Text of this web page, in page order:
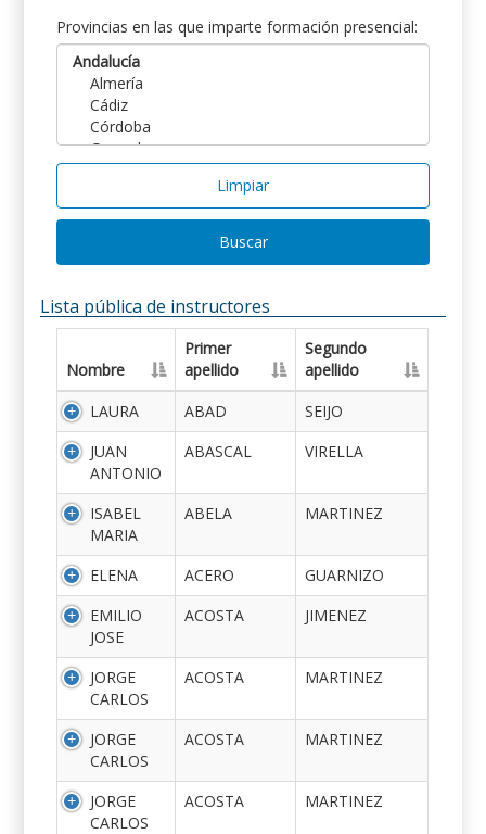
Provincias en las que imparte formación presencial:
Limpiar
Buscar
Lista pública de instructores
Nombre
Primer
apellido
Segundo
apellido
LAURA
ABAD
SEIJO
JUAN
ANTONIO
ABASCAL VIRELLA
ISABEL
MARIA
ABELA MARTINEZ
ELENA ACERO
GUARNIZO
EMILIO
JOSE
ACOSTA JIMENEZ
JORGE
CARLOS
ACOSTA MARTINEZ
JORGE
CARLOS
ACOSTA MARTINEZ
JORGE
CARLOS
ACOSTA MARTINEZ